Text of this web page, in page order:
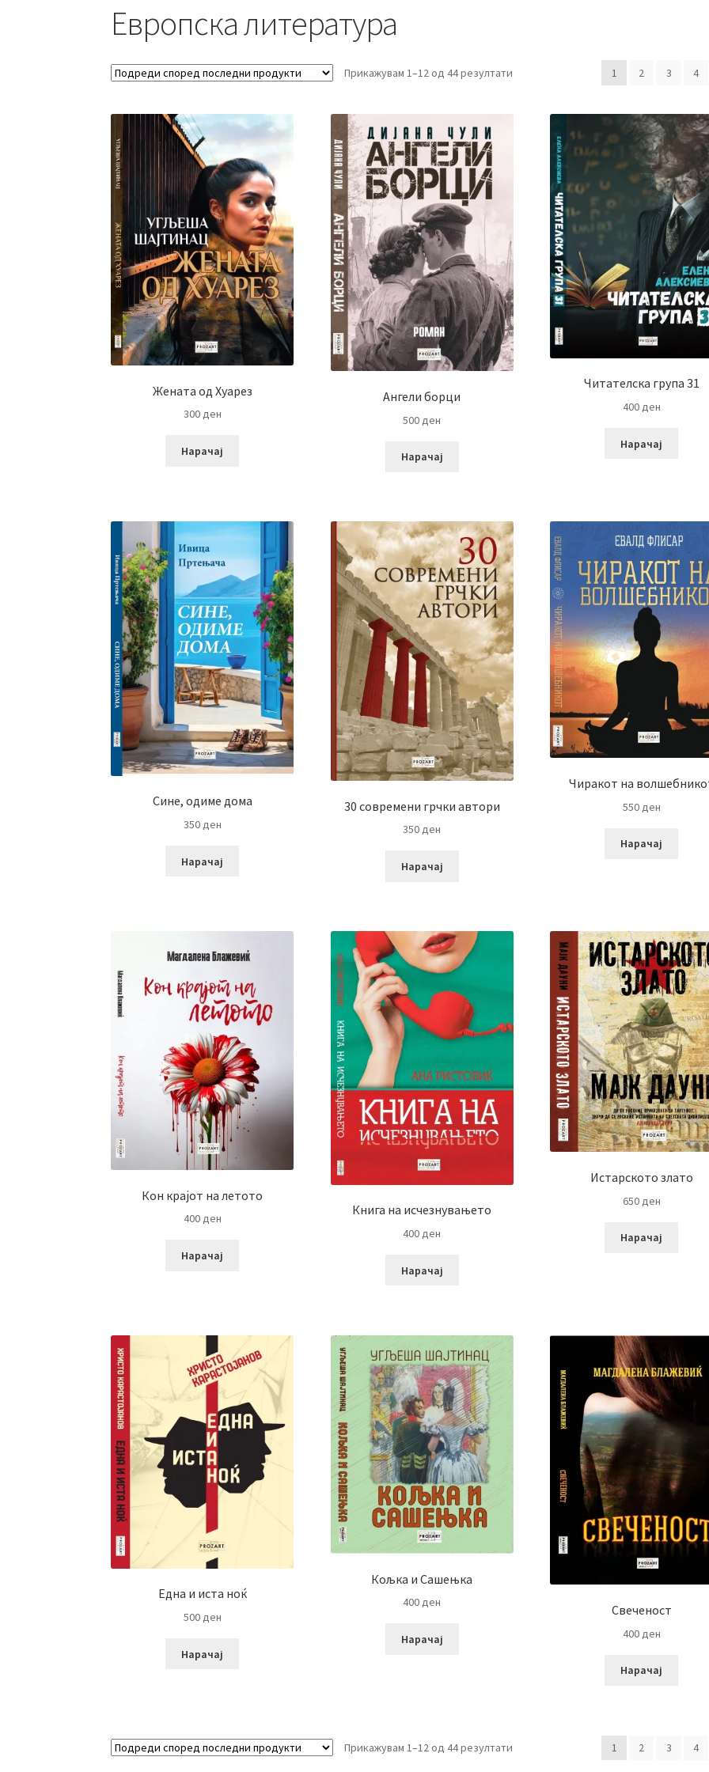
Европска литература
Прикажувам 1–12 од 44 резултати 1 2 3 4
Жената од Хуарез
300ден
Нарачај
Ангели борци
500 ден
Нарачај
Читателска група 31
400ден
Нарачај
Сине, одиме дома
350ден
Нарачај
30 современи грчки автори
350ден
Нарачај
Чиракот на
550ден
Нарачај
Кон крајот на летото
400ден
Нарачај
Книга на исчезнувањето
400ден
Нарачај
Истарското злато
650 ден
Нарачај
Една и иста ноќ
500ден
Нарачај
Кољка и Сашењка
400ден
Нарачај
Свеченост
400ден
Нарачај
Прикажувам 1–12 од 44 резултати 1 2 3 4